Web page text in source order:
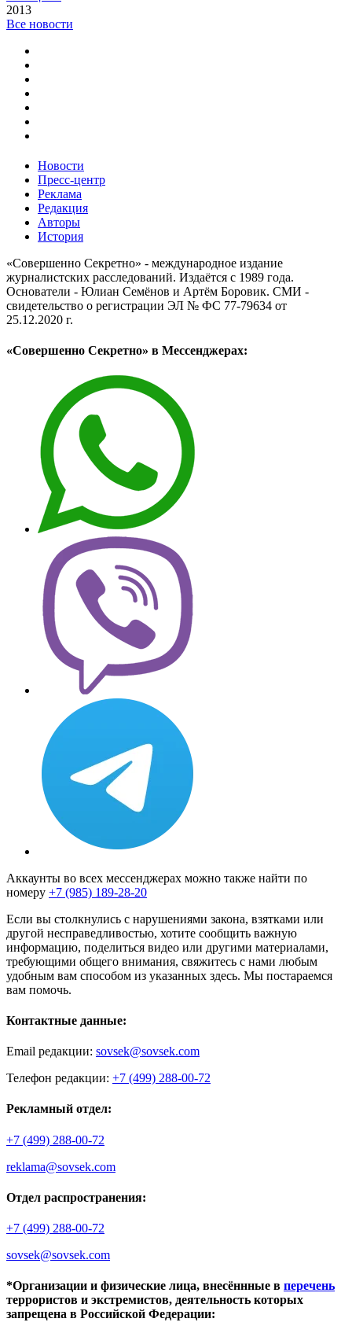
2013
Все новости
Новости
Пресс-центр
Реклама
Редакция
Авторы
История
«Совершенно Секретно» - международное издание
журналистских расследований. Издаётся с 1989 года.
Основатели - Юлиан Семёнов и Артём Боровик. CМИ -
свидетельство о регистрации ЭЛ № ФС 77-79634 от
25.12.2020 г.
«Совершенно Секретно» в Мессенджерах:
Аккаунты во всех мессенджерах можно также найти по
номеру +7 (985) 189-28-20
Если вы столкнулись с нарушениями закона, взятками или
другой несправедливостью, хотите сообщить важную
информацию, поделиться видео или другими материалами,
требующими общего внимания, свяжитесь с нами любым
удобным вам способом из указанных здесь. Мы постараемся
вам помочь.
Контактные данные:
Email редакции: sovsek@sovsek.com
Телефон редакции: +7 (499) 288-00-72
Рекламный отдел:
+7 (499) 288-00-72
reklama@sovsek.com
Отдел распространения:
+7 (499) 288-00-72
sovsek@sovsek.com
*Организации и физические лица, внесённные в перечень
террористов и экстремистов, деятельность которых
запрещена в Российской Федерации: